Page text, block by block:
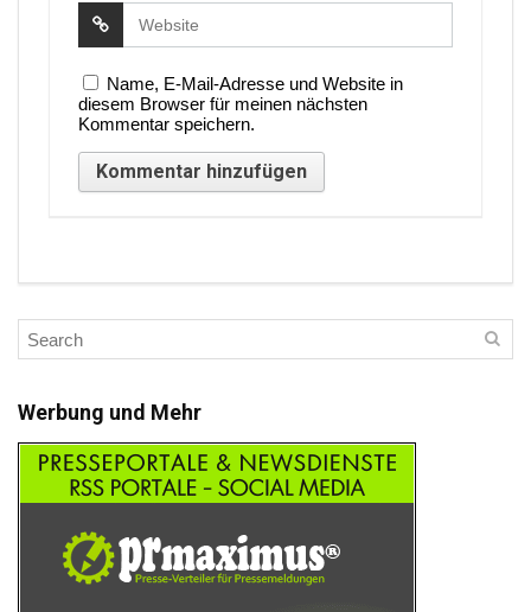
Name, E-Mail-Adresse und Website in
diesem Browser für meinen nächsten
Kommentar speichern.
Werbung und Mehr